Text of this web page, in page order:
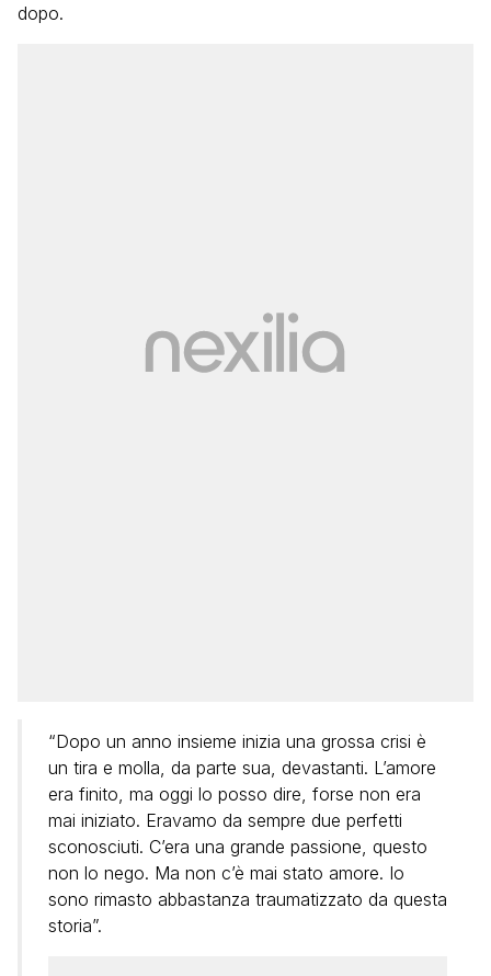
dopo.
“Dopo un anno insieme inizia una grossa crisi è
un tira e molla, da parte sua, devastanti. L’amore
era finito, ma oggi lo posso dire, forse non era
mai iniziato. Eravamo da sempre due perfetti
sconosciuti. C’era una grande passione, questo
non lo nego. Ma non c’è mai stato amore. Io
sono rimasto abbastanza traumatizzato da questa
storia”.